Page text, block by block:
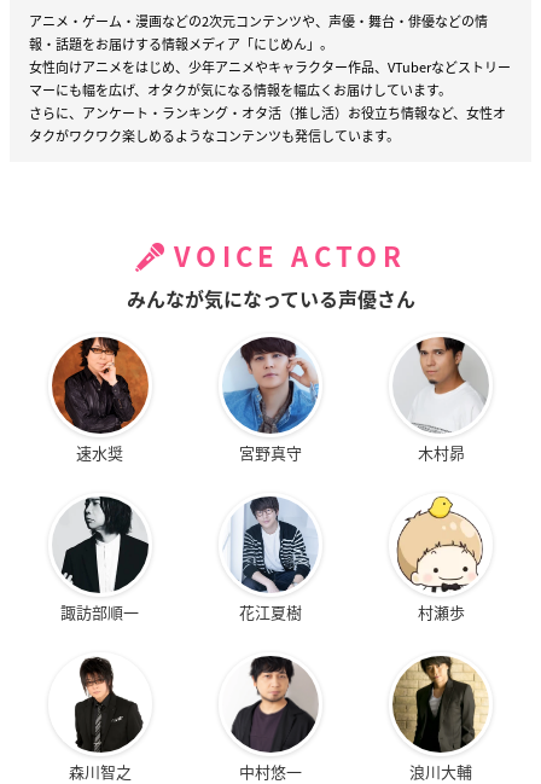
アニメ・ゲーム・漫画などの2次元コンテンツや、声優・舞台・俳優などの情
報・話題をお届けする情報メディア「にじめん」。
女性向けアニメをはじめ、少年アニメやキャラクター作品、VTuberなどストリー
マーにも幅を広げ、オタクが気になる情報を幅広くお届けしています。
さらに、アンケート・ランキング・オタ活（推し活）お役立ち情報など、女性オ
タクがワクワク楽しめるようなコンテンツも発信しています。
VOICE ACTOR
みんなが気になっている声優さん
速水奨 宮野真守 木村昴
諏訪部順一 花江夏樹 村瀬歩
森川智之 中村悠一 浪川大輔